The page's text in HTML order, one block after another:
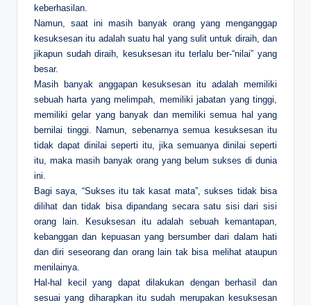
keberhasilan.
Namun, saat ini masih banyak orang yang menganggap
kesuksesan itu adalah suatu hal yang sulit untuk diraih, dan
jikapun sudah diraih, kesuksesan itu terlalu ber-“nilai” yang
besar.
Masih banyak anggapan kesuksesan itu adalah memiliki
sebuah harta yang melimpah, memiliki jabatan yang tinggi,
memiliki gelar yang banyak dan memiliki semua hal yang
bernilai tinggi. Namun, sebenarnya semua kesuksesan itu
tidak dapat dinilai seperti itu, jika semuanya dinilai seperti
itu, maka masih banyak orang yang belum sukses di dunia
ini.
Bagi saya, “Sukses itu tak kasat mata”, sukses tidak bisa
dilihat dan tidak bisa dipandang secara satu sisi dari sisi
orang lain. Kesuksesan itu adalah sebuah kemantapan,
kebanggan dan kepuasan yang bersumber dari dalam hati
dan diri seseorang dan orang lain tak bisa melihat ataupun
menilainya.
Hal-hal kecil yang dapat dilakukan dengan berhasil dan
sesuai yang diharapkan itu sudah merupakan kesuksesan